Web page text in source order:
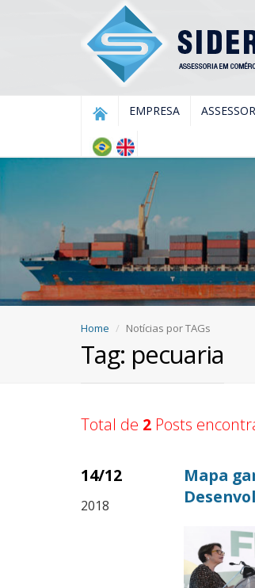
EMPRESA
Home Notícias por TAGs
Tag: pecuaria
Total de 2 Posts
14/12
2018
Mapa